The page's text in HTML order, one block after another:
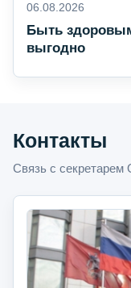
06.08.2026
Быть
выгодно
Контакты
Связь с секретарем